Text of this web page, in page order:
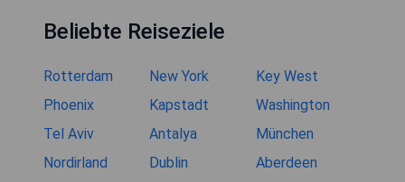
Beliebte Reiseziele
Rotterdam New York
Key West
Phoenix
Kapstadt
Washington
Tel Aviv
Antalya
München
Nordirland
Dublin Aberdeen